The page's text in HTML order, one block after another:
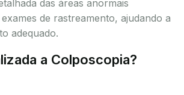
das áreas anormais
de rastreamento, ajudando a
adequado.
a Colposcopia?